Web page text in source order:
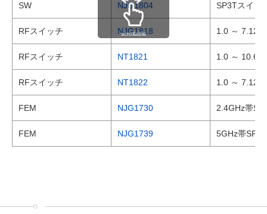
SW NJG1804 SP3Tスイッ
RFスイッチ NJG1818 1.0 ～
RFスイッチ NT1821 1.0 ～ 10.6
RFスイッチ NT1822 1.0 ～ 7.125
FEM NJG1730 2.4GHz帯
FEM NJG1739 5GHz帯
scrollable